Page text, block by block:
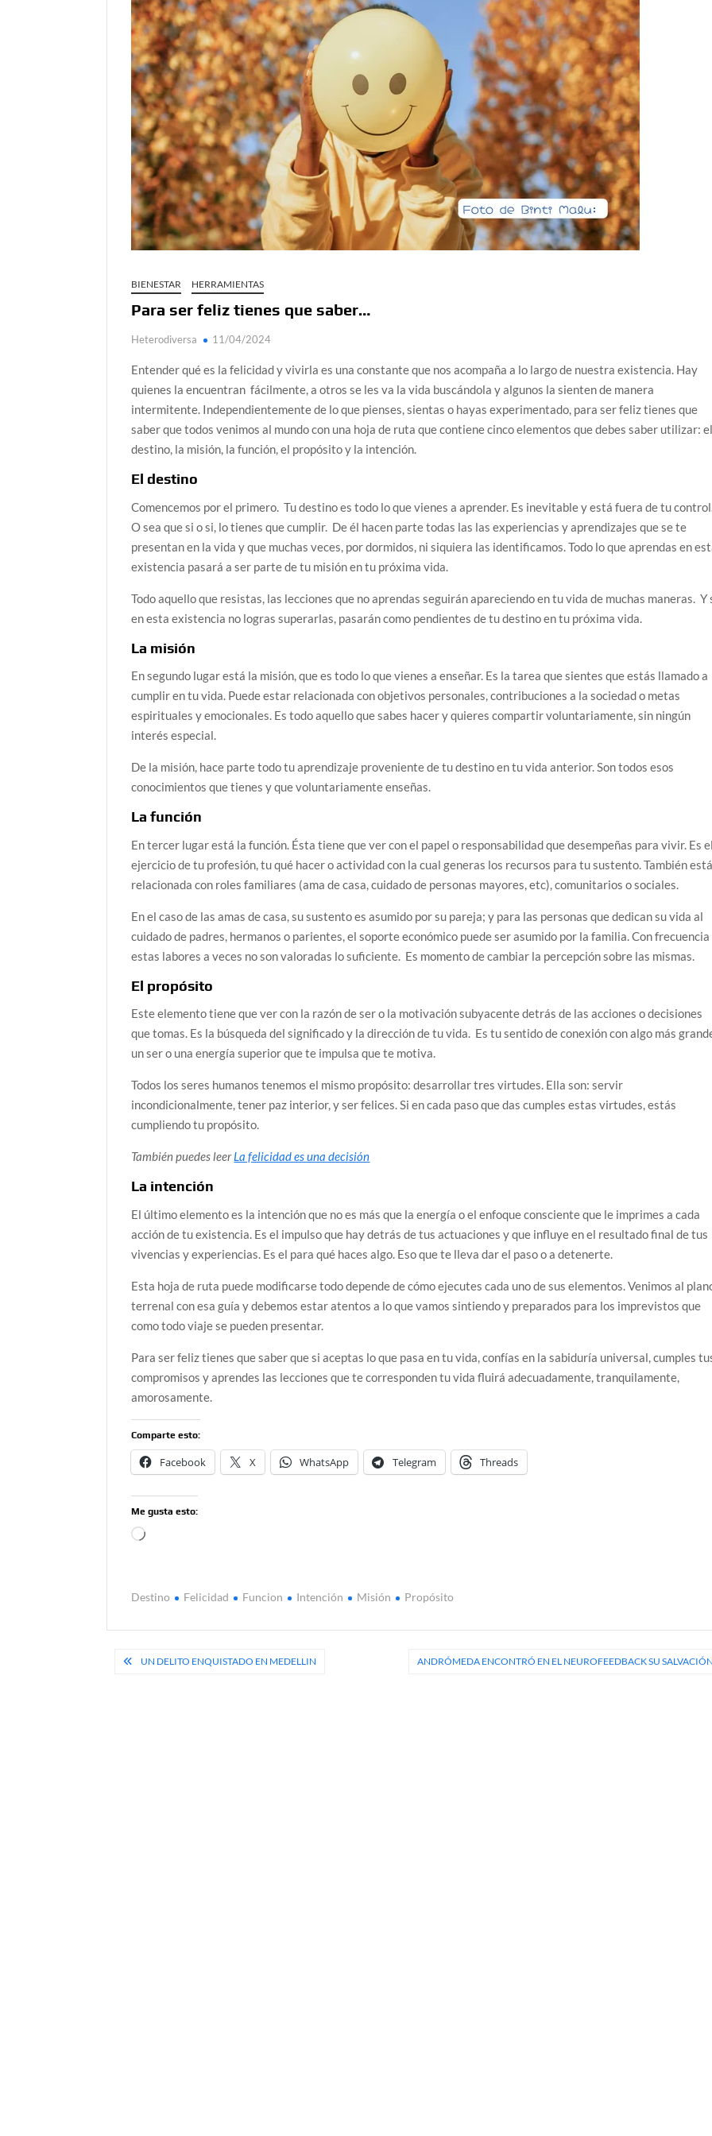
Día de Independencia 2026: de Patria Boba a Colombia polarizada
Salud mental digital: cómo frenar la ansiedad que generan las redes sociales
Denuncia por violencia sexual en Colombia: así avanza
Día del Orgullo LGBTQ+: una fecha que sigue defendiendo la dignidad humana
Solsticio de verano 2026: ciencia, energía y renovación
BIENESTAR HERRAMIENTAS
Para ser feliz tienes que saber…
Heterodiversa 11/04/2024
Entender qué es la felicidad y vivirla es una constante que nos acompaña a lo largo de nuestra existencia. Hay
quienes la encuentran fácilmente, a otros se les va la vida buscándola y algunos la sienten de manera
intermitente. Independientemente de lo que pienses, sientas o hayas experimentado, para ser feliz tienes que
saber que todos venimos al mundo con una hoja de ruta que contiene cinco elementos que debes saber utilizar: el
destino, la misión, la función, el propósito y la intención.
El destino
Comencemos por el primero. Tu destino es todo lo que vienes a aprender. Es inevitable y está fuera de tu control.
O sea que si o si, lo tienes que cumplir. De él hacen parte todas las las experiencias y aprendizajes que se te
presentan en la vida y que muchas veces, por dormidos, ni siquiera las identificamos. Todo lo que aprendas en
existencia pasará a ser parte de tu misión en tu próxima vida.
Todo aquello que resistas, las lecciones que no aprendas seguirán apareciendo en tu vida de muchas maneras. Y
en esta existencia no logras superarlas, pasarán como pendientes de tu destino en tu próxima vida.
La misión
En segundo lugar está la misión, que es todo lo que vienes a enseñar. Es la tarea que sientes que estás llamado a
cumplir en tu vida. Puede estar relacionada con objetivos personales, contribuciones a la sociedad o metas
espirituales y emocionales. Es todo aquello que sabes hacer y quieres compartir voluntariamente, sin ningún
interés especial.
De la misión, hace parte todo tu aprendizaje proveniente de tu destino en tu vida anterior. Son todos esos
conocimientos que tienes y que voluntariamente enseñas.
La función
En tercer lugar está la función. Ésta tiene que ver con el papel o responsabilidad que desempeñas para vivir. Es el
ejercicio de tu profesión, tu qué hacer o actividad con la cual generas los recursos para tu sustento. También está
relacionada con roles familiares (ama de casa, cuidado de personas mayores, etc), comunitarios o sociales.
En el caso de las amas de casa, su sustento es asumido por su pareja; y para las personas que dedican su vida al
cuidado de padres, hermanos o parientes, el soporte económico puede ser asumido por la familia. Con frecuencia
estas labores a veces no son valoradas lo suficiente. Es momento de cambiar la percepción sobre las mismas.
El propósito
Este elemento tiene que ver con la razón de ser o la motivación subyacente detrás de las acciones o decisiones
que tomas. Es la búsqueda del significado y la dirección de tu vida. Es tu sentido de conexión con algo más
un ser o una energía superior que te impulsa que te motiva.
Todos los seres humanos tenemos el mismo propósito: desarrollar tres virtudes. Ella son: servir
incondicionalmente, tener paz interior, y ser felices. Si en cada paso que das cumples estas virtudes, estás
cumpliendo tu propósito.
También puedes leerLa felicidad es una decisión
La intención
El último elemento es la intención que no es más que la energía o el enfoque consciente que le imprimes a cada
acción de tu existencia. Es el impulso que hay detrás de tus actuaciones y que influye en el resultado final de tus
vivencias y experiencias. Es el para qué haces algo. Eso que te lleva dar el paso o a detenerte.
Esta hoja de ruta puede modificarse todo depende de cómo ejecutes cada uno de sus elementos. Venimos al
terrenal con esa guía y debemos estar atentos a lo que vamos sintiendo y preparados para los imprevistos que
como todo viaje se pueden presentar.
Para ser feliz tienes que saber que si aceptas lo que pasa en tu vida, confías en la sabiduría universal, cumples
compromisos y aprendes las lecciones que te corresponden tu vida fluirá adecuadamente, tranquilamente,
amorosamente.
Comparte esto:
Facebook X WhatsApp Telegram Threads
Me gusta esto:
Cargando...
Destino Felicidad Funcion Intención Misión Propósito
Navegación
UN DELITO ENQUISTADO EN MEDELLIN ANDRÓMEDA ENCONTRÓ EN EL NEUROFEEDBACK SU SALVACIÓN